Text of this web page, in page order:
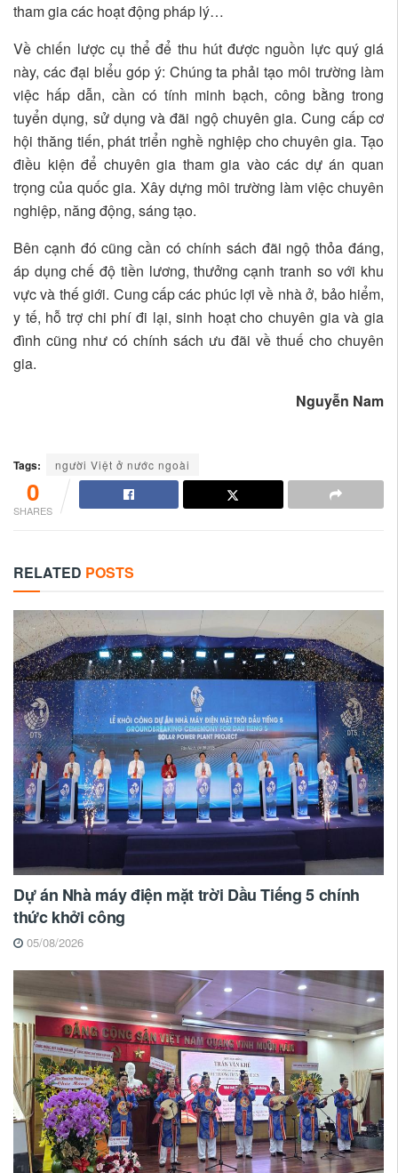
tham gia các hoạt động pháp lý…
Về chiến lược cụ thể để thu hút được nguồn lực quý giá
này, các đại biểu góp ý: Chúng ta phải tạo môi trường làm
việc hấp dẫn, cần có tính minh bạch, công bằng trong
tuyển dụng, sử dụng và đãi ngộ chuyên gia. Cung cấp cơ
hội thăng tiến, phát triển nghề nghiệp cho chuyên gia. Tạo
điều kiện để chuyên gia tham gia vào các dự án quan
trọng của quốc gia. Xây dựng môi trường làm việc chuyên
nghiệp, năng động, sáng tạo.
Bên cạnh đó cũng cần có chính sách đãi ngộ thỏa đáng,
áp dụng chế độ tiền lương, thưởng cạnh tranh so với khu
vực và thế giới. Cung cấp các phúc lợi về nhà ở, bảo hiểm,
y tế, hỗ trợ chi phí đi lại, sinh hoạt cho chuyên gia và gia
đình cũng như có chính sách ưu đãi về thuế cho chuyên
gia.
Nguyễn Nam
Tags: người Việt ở nước ngoài
0
SHARES
RELATED POSTS
Dự án Nhà máy điện mặt trời Dầu Tiếng 5 chính
thức khởi công
05/08/2026